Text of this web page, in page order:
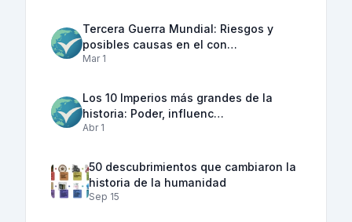
Tercera Guerra Mundial: Riesgos y
posibles causas en el con…
Mar 1
Los 10 Imperios más grandes de la
historia: Poder, influenc…
Abr 1
50 descubrimientos que cambiaron la
historia de la humanidad
Sep 15